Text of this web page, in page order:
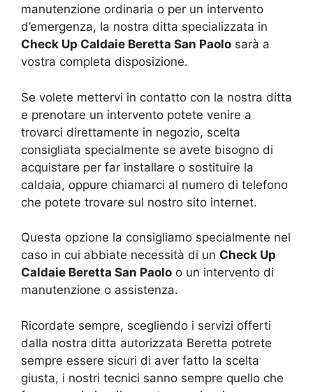
manutenzione ordinaria o per un intervento
d’emergenza, la nostra ditta specializzata in
Check Up Caldaie Beretta San Paolo sarà a
vostra completa disposizione.
Se volete mettervi in contatto con la nostra ditta
e prenotare un intervento potete venire a
trovarci direttamente in negozio, scelta
consigliata specialmente se avete bisogno di
acquistare per far installare o sostituire la
caldaia, oppure chiamarci al numero di telefono
che potete trovare sul nostro sito internet.
Questa opzione la consigliamo specialmente nel
caso in cui abbiate necessità di un Check Up
Caldaie Beretta San Paolo o un intervento di
manutenzione o assistenza.
Ricordate sempre, scegliendo i servizi offerti
dalla nostra ditta autorizzata Beretta potrete
sempre essere sicuri di aver fatto la scelta
giusta, i nostri tecnici sanno sempre quello che